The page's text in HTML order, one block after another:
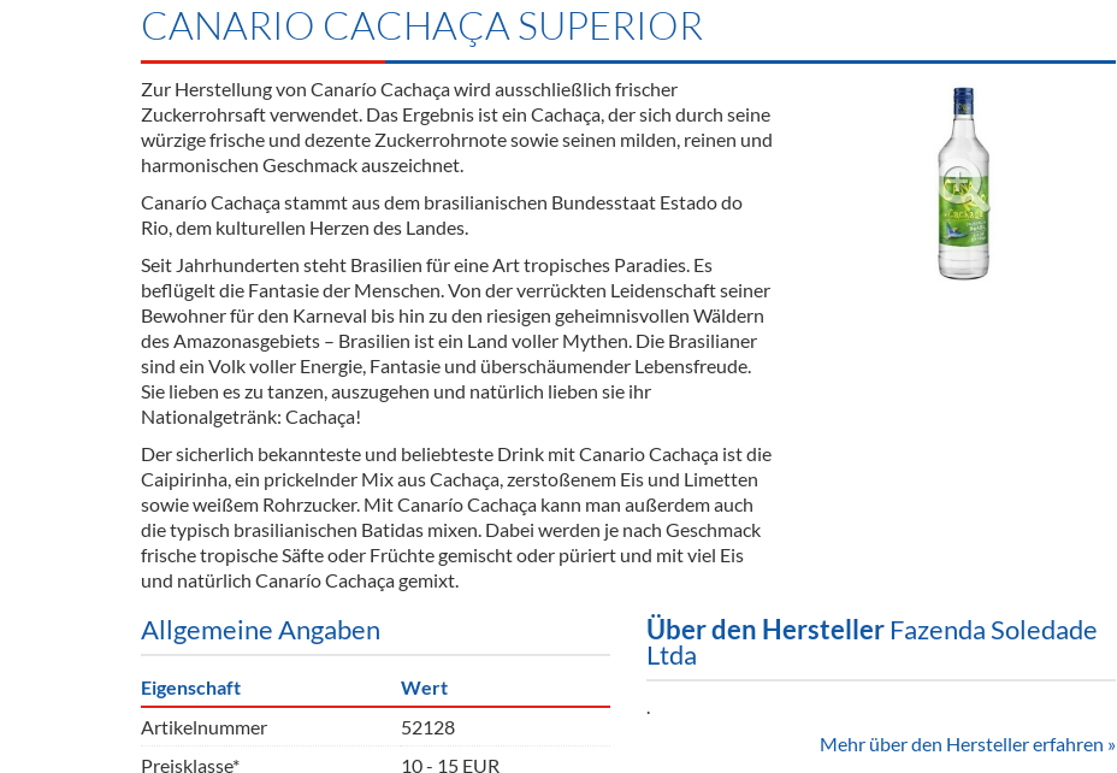
Termine Alkoholfreie Getränke
Öle & Küchenartikel
Barzubehör
Equipment
Ausschankwagen
Gläser
Kühlanhänger
Theken + Zubehör
Verpackung
Hygieneartikel & Desinfektion
CANARIO CACHAÇA SUPERIOR
Zur Herstellung von Canarío Cachaça wird ausschließlich frischer
Zuckerrohrsaft verwendet. Das Ergebnis ist ein Cachaça, der sich durch seine
würzige frische und dezente Zuckerrohrnote sowie seinen milden, reinen und
harmonischen Geschmack auszeichnet.
Canarío Cachaça stammt aus dem brasilianischen Bundesstaat Estado do
Rio, dem kulturellen Herzen des Landes.
Seit Jahrhunderten steht Brasilien für eine Art tropisches Paradies. Es
beflügelt die Fantasie der Menschen. Von der verrückten Leidenschaft seiner
Bewohner für den Karneval bis hin zu den riesigen geheimnisvollen Wäldern
des Amazonasgebiets – Brasilien ist ein Land voller Mythen. Die Brasilianer
sind ein Volk voller Energie, Fantasie und überschäumender Lebensfreude.
Sie lieben es zu tanzen, auszugehen und natürlich lieben sie ihr
Nationalgetränk: Cachaça!
Der sicherlich bekannteste und beliebteste Drink mit Canario Cachaça ist die
Caipirinha, ein prickelnder Mix aus Cachaça, zerstoßenem Eis und Limetten
sowie weißem Rohrzucker. Mit Canarío Cachaça kann man außerdem auch
die typisch brasilianischen Batidas mixen. Dabei werden je nach Geschmack
frische tropische Säfte oder Früchte gemischt oder püriert und mit viel Eis
und natürlich Canarío Cachaça gemixt.
Allgemeine Angaben
Eigenschaft
Wert
Artikelnummer
52128
Preisklasse*
10 - 15 EUR
Über den Hersteller Fazenda Soledade
Ltda
.
Mehr über den Hersteller erfahren »